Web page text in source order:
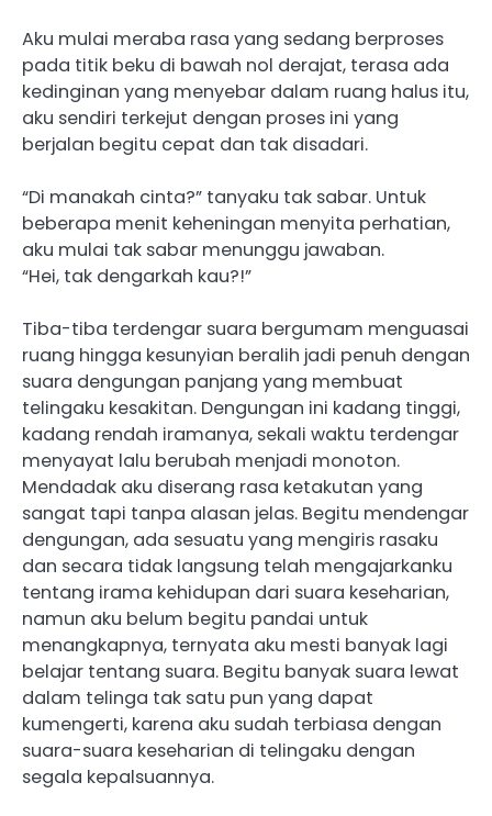
Aku mulai meraba rasa yang sedang berproses
pada titik beku di bawah nol derajat, terasa ada
kedinginan yang menyebar dalam ruang halus itu,
aku sendiri terkejut dengan proses ini yang
berjalan begitu cepat dan tak disadari.
“Di manakah cinta?” tanyaku tak sabar. Untuk
beberapa menit keheningan menyita perhatian,
aku mulai tak sabar menunggu jawaban.
“Hei, tak dengarkah kau?!”
Tiba-tiba terdengar suara bergumam menguasai
ruang hingga kesunyian beralih jadi penuh dengan
suara dengungan panjang yang membuat
telingaku kesakitan. Dengungan ini kadang tinggi,
kadang rendah iramanya, sekali waktu terdengar
menyayat lalu berubah menjadi monoton.
Mendadak aku diserang rasa ketakutan yang
sangat tapi tanpa alasan jelas. Begitu mendengar
dengungan, ada sesuatu yang mengiris rasaku
dan secara tidak langsung telah mengajarkanku
tentang irama kehidupan dari suara keseharian,
namun aku belum begitu pandai untuk
menangkapnya, ternyata aku mesti banyak lagi
belajar tentang suara. Begitu banyak suara lewat
dalam telinga tak satu pun yang dapat
kumengerti, karena aku sudah terbiasa dengan
suara-suara keseharian di telingaku dengan
segala kepalsuannya.